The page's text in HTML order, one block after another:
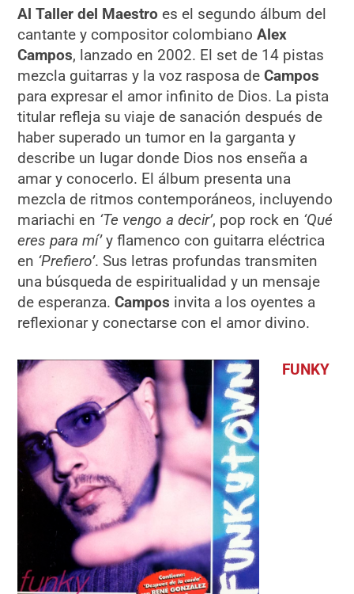
Al Taller del Maestro es el segundo álbum del
cantante y compositor colombianoAlex
Campos, lanzado en 2002. El set de 14 pistas
mezcla guitarras y la voz rasposa deCampos
para expresar el amor infinito de Dios. La pista
titular refleja su viaje de sanación después de
haber superado un tumor en la garganta y
describe un lugar donde Dios nos enseña a
amar y conocerlo. El álbum presenta una
mezcla de ritmos contemporáneos, incluyendo
mariachi en ‘Te vengo a decir’, pop rock en ‘Qué
eres para mí’y flamenco con guitarra eléctrica
en ‘Prefiero’. Sus letras profundas transmiten
una búsqueda de espiritualidad y un mensaje
de esperanza.Campos invita a los oyentes a
reflexionar y conectarse con el amor divino.
FUNKY